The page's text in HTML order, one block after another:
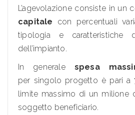
L’agevolazione consiste in un
capitale con percentuali
tipologia e caratteristiche
dell’impianto.
In generale spesa
per singolo progetto è pari a
limite massimo di un milione
soggetto beneficiario.